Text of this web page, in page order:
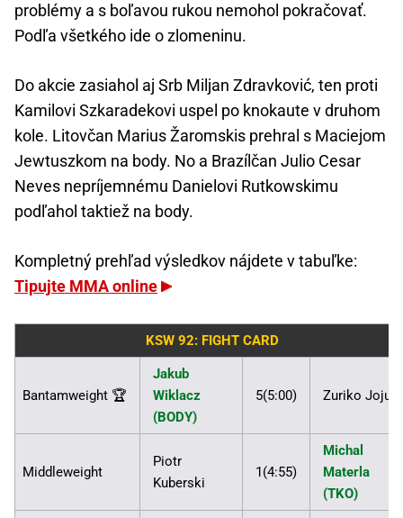
problémy a s boľavou rukou nemohol pokračovať.
Podľa všetkého ide o zlomeninu.
Do akcie zasiahol aj Srb Miljan Zdravković, ten proti
Kamilovi Szkaradekovi uspel po knokaute v druhom
kole. Litovčan Marius Žaromskis prehral s Maciejom
Jewtuszkom na body. No a Brazílčan Julio Cesar
Neves nepríjemnému Danielovi Rutkowskimu
podľahol taktiež na body.
Kompletný prehľad výsledkov nájdete v tabuľke:
Tipujte MMA online
KSW 92: FIGHT CARD
Bantamweight 🏆
Jakub
Wiklacz
(BODY)
5(5:00) Zuriko Jojua
Middleweight
Piotr
Kuberski
1(4:55)
Michal
Materla
(TKO)